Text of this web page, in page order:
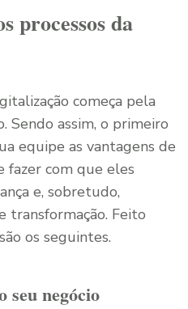
processos da
começa pela
Sendo assim, o primeiro
equipe as vantagens de
fazer com que eles
e, sobretudo,
transformação. Feito
os seguintes.
seu negócio